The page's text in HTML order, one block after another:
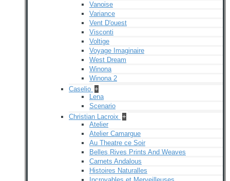
Vanoise
Variance
Vent D'ouest
Visconti
Voltige
Voyage Imaginaire
West Dream
Winona
Winona 2
Caselio +
Lena
Scenario
Christian Lacroix +
Atelier
Atelier Camargue
Au Theatre ce Soir
Belles Rives Prints And Weaves
Carnets Andalous
Histoires Naturalles